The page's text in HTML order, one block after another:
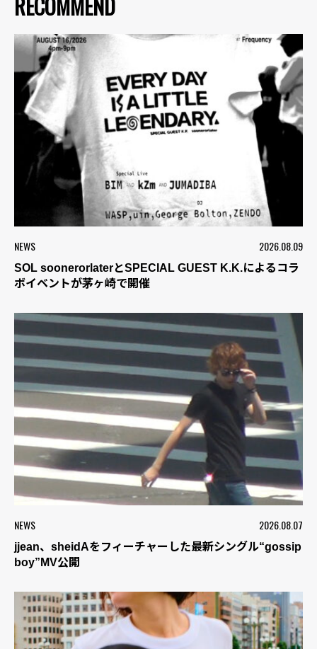
NEWS 2026.08.09
SOL soonerorlaterとSPECIAL GUEST K.K.によるコラ
ボイベントが茅ヶ崎で開催
NEWS 2026.08.07
jjean、sheidAをフィーチャーした最新シングル“gossip
boy”MV公開